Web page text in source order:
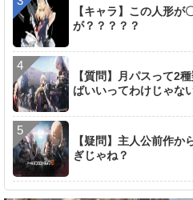
【キャラ】この人形が
が？？？？？
【質問】月パスって2
ばいいってわけじゃな
【疑問】主人公前作
ぎじゃね？